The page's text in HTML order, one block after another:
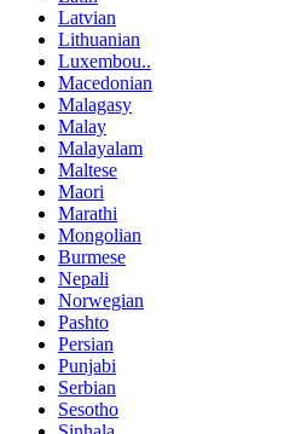
Latvian
Lithuanian
Luxembou..
Macedonian
Malagasy
Malay
Malayalam
Maltese
Maori
Marathi
Mongolian
Burmese
Nepali
Norwegian
Pashto
Persian
Punjabi
Serbian
Sesotho